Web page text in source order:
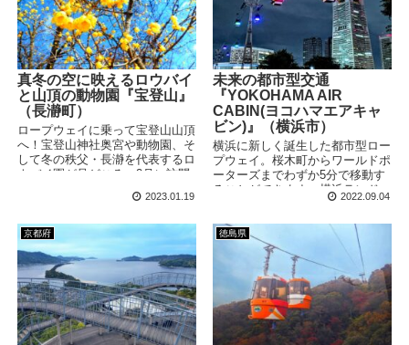
真冬の空に映えるロウバイ
と山頂の動物園『宝登山』
（長瀞町）
ロープウェイに乗って宝登山山頂
へ！宝登山神社奥宮や動物園、そ
して冬の秩父・長瀞を代表するロ
ウバイ園が見どころ。2月に訪問
花が可憐に咲いていました。開花
しますので、時間には余裕を持っ
て訪問ください！
2023.01.19
未来の都市型交通
『YOKOHAMA AIR
CABIN(ヨコハマエアキャ
ビン)』（横浜市）
横浜に新しく誕生した都市型ロー
プウェイ。桜木町からワールドポ
ーターズまでわずか5分で移動す
ることができます。横浜ランドマ
ークタワーやコスモクロック21
を見渡すことができるので、アト
ラクションとしても魅力たっぷり
なロープウェイです。
2022.09.04
京都府 徳島県